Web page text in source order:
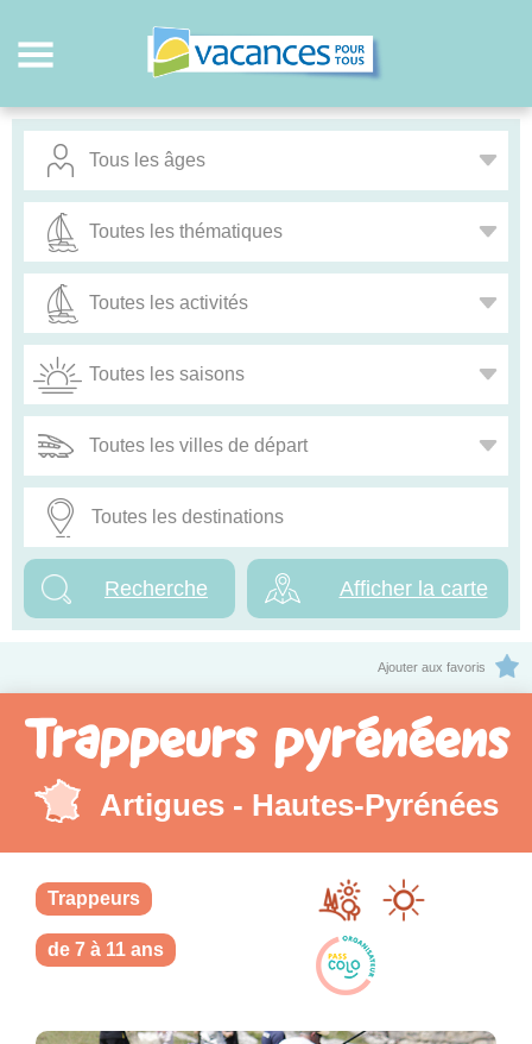
Afficher la carte
Ajouter aux favoris
Trappeurs pyrénéens
Artigues - Hautes-Pyrénées
Trappeurs
de 7 à 11 ans